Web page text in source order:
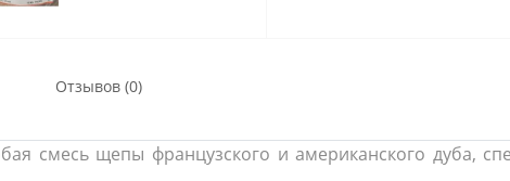
Отзывов (0)
смесь щепы французского и американского дуба,